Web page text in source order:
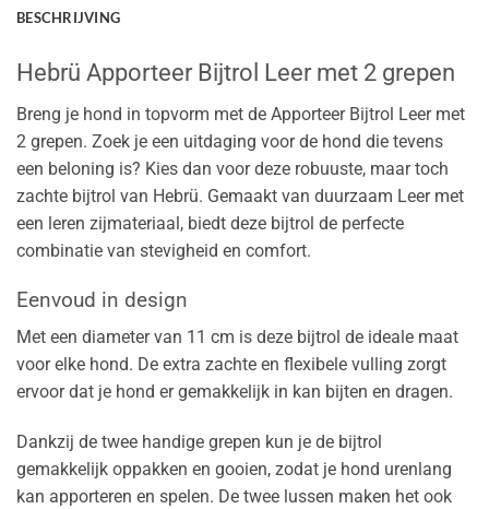
BESCHRIJVING
Hebrü Apporteer Bijtrol Leer met 2 grepen
Breng je hond in topvorm met de Apporteer Bijtrol Leer met
2 grepen. Zoek je een uitdaging voor de hond die tevens
een beloning is? Kies dan voor deze robuuste, maar toch
zachte bijtrol van Hebrü. Gemaakt van duurzaam Leer met
een leren zijmateriaal, biedt deze bijtrol de perfecte
combinatie van stevigheid en comfort.
Eenvoud in design
Met een diameter van 11 cm is deze bijtrol de ideale maat
voor elke hond. De extra zachte en flexibele vulling zorgt
ervoor dat je hond er gemakkelijk in kan bijten en dragen.
Dankzij de twee handige grepen kun je de bijtrol
gemakkelijk oppakken en gooien, zodat je hond urenlang
kan apporteren en spelen. De twee lussen maken het ook